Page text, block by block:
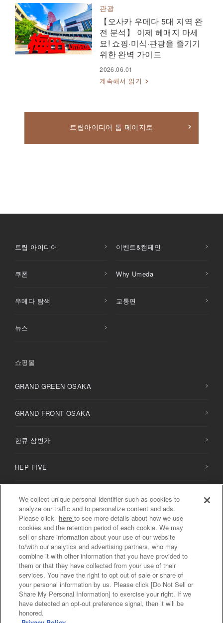
관광
【오사카 우메다 5대 지역 완
전 분석】 이제 헤매지 마세
요! 쇼핑·미식·관광을 즐기기
위한 완벽 가이드
2026.06.01
계속해서 읽기
트립아이디어 톱 페이지로
트립 아이디어 이벤트&캠페인
쿠폰 Why Umeda
우메다 탐색 교통편
뉴스
쇼핑몰
GRAND GREEN OSAKA
GRAND FRONT OSAKA
한큐 삼번가
HEP FIVE
NUchayamachi /NUchayamachi PLUS
디아모르 오사카
개인정보처리방침 / 소셜미디어 방침
Do Not Sell or Share My Personal Information
We collect unique personal identifier such as cookies to
analyze our traffic and to personalize content and ads.
Please click hereto see more details about how we use
cookies and the retention period of each cookie. We may
sell or share information about your use of our website
to/with our analytics and advertising partners, who may
combine it with other information that you have provided to
them or that they have collected from your use of their
services. You have the right to opt out of sale or share of
your personal information by us. Please click [Do Not Sell or
Share My Personal Information] to exercise your right. If we
have detected an opt-out preference signal, then it will be
honored.